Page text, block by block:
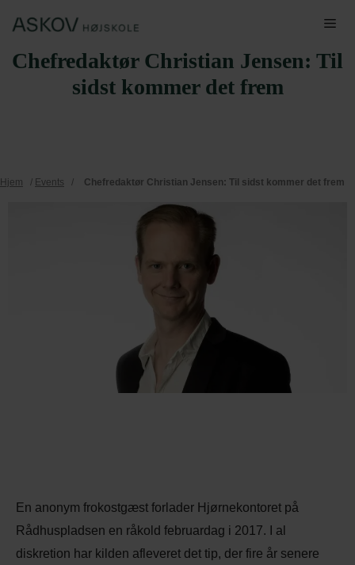
indhold
Chefredaktør Christian Jensen: Til
sidst kommer det frem
Hjem / Events / Chefredaktør Christian Jensen: Til sidst kommer det frem
En anonym frokostgæst forlader Hjørnekontoret på
Rådhuspladsen en råkold februardag i 2017. I al
diskretion har kilden afleveret det tip, der fire år senere